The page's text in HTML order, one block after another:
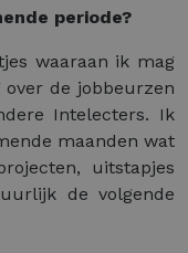
periode?
waaraan ik mag
de jobbeurzen
Intelecters. Ik
maanden wat
uitstapjes
de volgende